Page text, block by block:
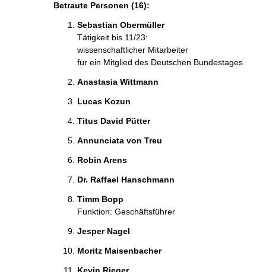
Betraute Personen (16):
Sebastian Obermüller
Tätigkeit bis 11/23:
wissenschaftlicher Mitarbeiter
für ein Mitglied des Deutschen Bundestages
Anastasia Wittmann
Lucas Kozun
Titus David Pütter
Annunciata von Treu
Robin Arens
Dr. Raffael Hanschmann
Timm Bopp
Funktion: Geschäftsführer
Jesper Nagel
Moritz Maisenbacher